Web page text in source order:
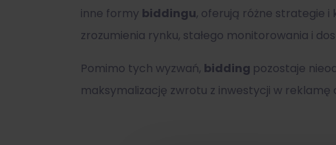
inne formy biddingu, oferują różne strategie
zrozumienia rynku, stałego monitorowania i
Pomimo tych wyzwań, bidding pozostaje
maksymalizację zwrotu z inwestycji w reklamę